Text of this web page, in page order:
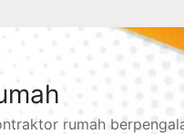
rumah